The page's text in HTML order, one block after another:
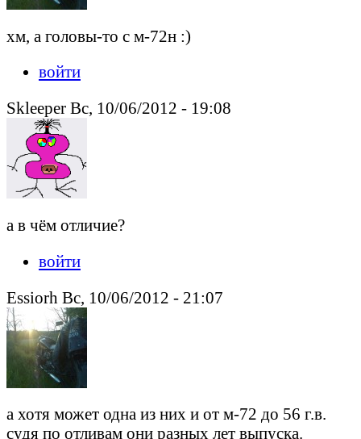
хм, а головы-то с м-72н :)
войти
Skleeper Вс, 10/06/2012 - 19:08
а в чём отличие?
войти
Essiorh Вс, 10/06/2012 - 21:07
а хотя может одна из них и от м-72 до 56 г.в.
судя по отливам они разных лет выпуска.